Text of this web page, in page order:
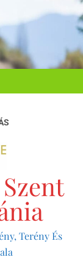
Terény És